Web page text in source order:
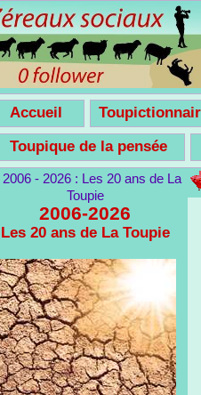
Accueil
Toupique de la pensée
2006-2026
Les 20 ans de La Toupie